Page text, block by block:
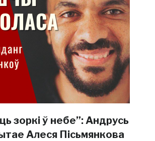
зоркі ў небе”: Андрусь
Алеся Пісьмянкова